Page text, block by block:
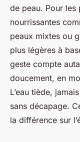
de peau. Pour les
nourrissantes
peaux mixtes ou
plus légères à
geste compte
doucement, en
L’eau tiède,
sans décapage.
la différence sur